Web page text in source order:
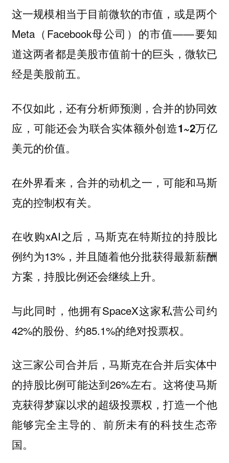
这一规模相当于目前微软的市值，或是两个
Meta（Facebook母公司）的市值——要知
道这两者都是美股市值前十的巨头，微软已
经是美股前五。
不仅如此，还有分析师预测，合并的协同效
应，可能还会为联合实体额外创造1~2万亿
美元的价值。
在外界看来，合并的动机之一，可能和马斯
克的控制权有关。
在收购xAI之后，马斯克在特斯拉的持股比
例约为13%，并且随着他分批获得最新薪酬
方案，持股比例还会继续上升。
与此同时，他拥有SpaceX这家私营公司约
42%的股份、约85.1%的绝对投票权。
这三家公司合并后，马斯克在合并后实体中
的持股比例可能达到26%左右。这将使马斯
克获得梦寐以求的超级投票权，打造一个他
能够完全主导的、前所未有的科技生态帝
国。